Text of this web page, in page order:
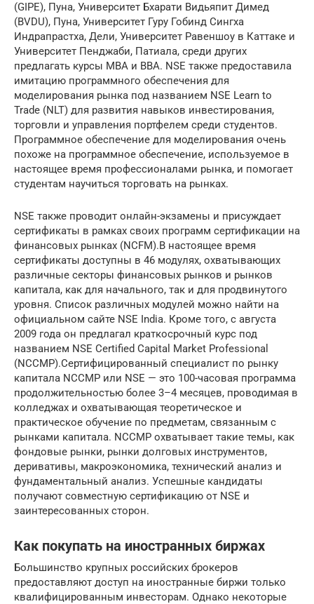
(GIPE), Пуна, Университет Бхарати Видьяпит Димед
(BVDU), Пуна, Университет Гуру Гобинд Сингха
Индрапрастха, Дели, Университет Равеншоу в Каттаке и
Университет Пенджаби, Патиала, среди других
предлагать курсы MBA и BBA. NSE также предоставила
имитацию программного обеспечения для
моделирования рынка под названием NSE Learn to
Trade (NLT) для развития навыков инвестирования,
торговли и управления портфелем среди студентов.
Программное обеспечение для моделирования очень
похоже на программное обеспечение, используемое в
настоящее время профессионалами рынка, и помогает
студентам научиться торговать на рынках.
NSE также проводит онлайн-экзамены и присуждает
сертификаты в рамках своих программ сертификации на
финансовых рынках (NCFM).В настоящее время
сертификаты доступны в 46 модулях, охватывающих
различные секторы финансовых рынков и рынков
капитала, как для начального, так и для продвинутого
уровня. Список различных модулей можно найти на
официальном сайте NSE India. Кроме того, с августа
2009 года он предлагал краткосрочный курс под
названием NSE Certified Capital Market Professional
(NCCMP).Сертифицированный специалист по рынку
капитала NCCMP или NSE — это 100-часовая программа
продолжительностью более 3–4 месяцев, проводимая в
колледжах и охватывающая теоретическое и
практическое обучение по предметам, связанным с
рынками капитала. NCCMP охватывает такие темы, как
фондовые рынки, рынки долговых инструментов,
деривативы, макроэкономика, технический анализ и
фундаментальный анализ. Успешные кандидаты
получают совместную сертификацию от NSE и
заинтересованных сторон.
Как покупать на иностранных биржах
Большинство крупных российских брокеров
предоставляют доступ на иностранные биржи только
квалифицированным инвесторам. Однако некоторые